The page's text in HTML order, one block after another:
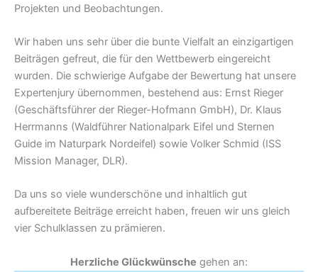
Projekten und Beobachtungen.
Wir haben uns sehr über die bunte Vielfalt an einzigartigen
Beiträgen gefreut, die für den Wettbewerb eingereicht
wurden. Die schwierige Aufgabe der Bewertung hat unsere
Expertenjury übernommen, bestehend aus: Ernst Rieger
(Geschäftsführer der Rieger-Hofmann GmbH), Dr. Klaus
Herrmanns (Waldführer Nationalpark Eifel und Sternen
Guide im Naturpark Nordeifel) sowie Volker Schmid (ISS
Mission Manager, DLR).
Da uns so viele wunderschöne und inhaltlich gut
aufbereitete Beiträge erreicht haben, freuen wir uns gleich
vier Schulklassen zu prämieren.
Herzliche Glückwünsche gehen an: